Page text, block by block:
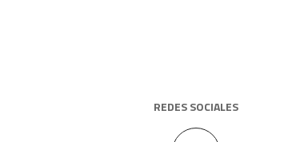
REDES SOCIALES